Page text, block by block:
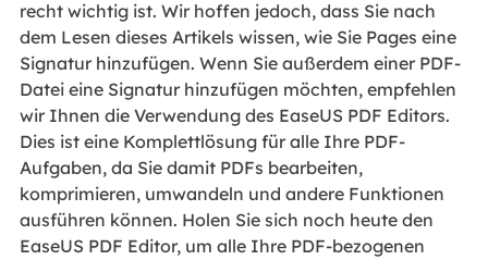
recht wichtig ist. Wir hoffen jedoch, dass Sie nach
dem Lesen dieses Artikels wissen, wie Sie Pages eine
Signatur hinzufügen. Wenn Sie außerdem einer PDF-
Datei eine Signatur hinzufügen möchten, empfehlen
wir Ihnen die Verwendung des EaseUS PDF Editors.
Dies ist eine Komplettlösung für alle Ihre PDF-
Aufgaben, da Sie damit PDFs bearbeiten,
komprimieren, umwandeln und andere Funktionen
ausführen können. Holen Sie sich noch heute den
EaseUS PDF Editor, um alle Ihre PDF-bezogenen